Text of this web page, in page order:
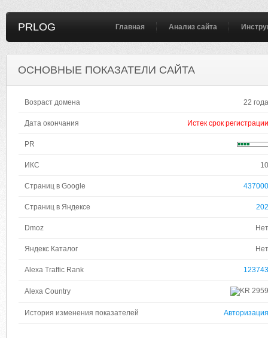
PRLOG Главная Анализ сайта
ОСНОВНЫЕ ПОКАЗАТЕЛИ САЙТА
Возраст домена 22 года
Дата окончания Истек срок регистрации
PR
ИКС 10
Страниц в Google 437000
Страниц в Яндексе 202
Dmoz Нет
Яндекс Каталог Нет
Alexa Traffic Rank 123743
Alexa Country 2959
История изменения показателей Авторизация